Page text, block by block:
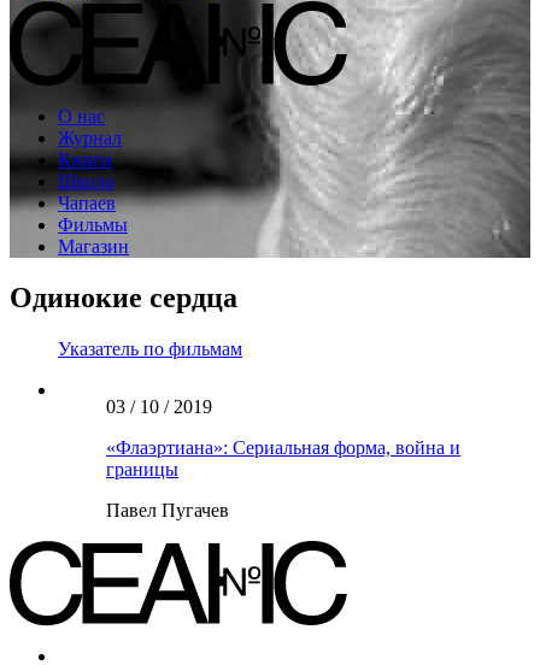
О нас
Журнал
Книги
Школа
Чапаев
Фильмы
Магазин
Одинокие сердца
Указатель по фильмам
03 / 10 / 2019
«Флаэртиана»: Сериальная форма, война и
границы
Павел Пугачев